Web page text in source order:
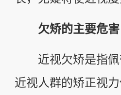
欠矫的主要危害
近视欠矫是指佩
近视人群的矫正视